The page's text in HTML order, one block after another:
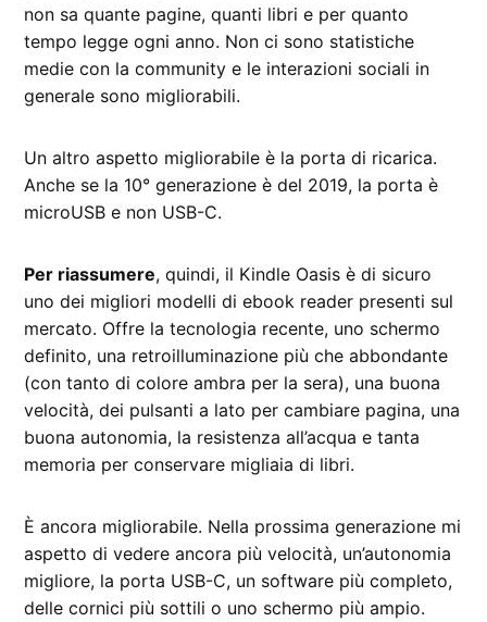
non sa quante pagine, quanti libri e per quanto
tempo legge ogni anno. Non ci sono statistiche
medie con la community e le interazioni sociali in
generale sono migliorabili.
Un altro aspetto migliorabile è la porta di ricarica.
Anche se la 10° generazione è del 2019, la porta è
microUSB e non USB-C.
Per riassumere, quindi, il Kindle Oasis è di sicuro
uno dei migliori modelli di ebook reader presenti sul
mercato. Offre la tecnologia recente, uno schermo
definito, una retroilluminazione più che abbondante
(con tanto di colore ambra per la sera), una buona
velocità, dei pulsanti a lato per cambiare pagina, una
buona autonomia, la resistenza all’acqua e tanta
memoria per conservare migliaia di libri.
È ancora migliorabile. Nella prossima generazione mi
aspetto di vedere ancora più velocità, un’autonomia
migliore, la porta USB-C, un software più completo,
delle cornici più sottili o uno schermo più ampio.